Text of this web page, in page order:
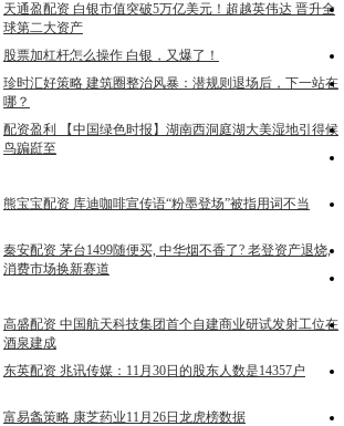
天通盈配资 白银市值突破5万亿美元！超越英伟达 晋升全
球第二大资产
股票加杠杆怎么操作 白银，又爆了！
珍时汇好策略 建筑圈整治风暴：潜规则退场后，下一站在
哪？
配资盈利 【中国绿色时报】湖南西洞庭湖大美湿地引得候
鸟蹁跹至
熊宝宝配资 库迪咖啡宣传语“粉墨登场”被指用词不当
秦安配资 茅台1499随便买, 中华烟不香了? 老登资产退烧,
消费市场换新赛道
高盛配资 中国航天科技集团首个自建商业研试发射工位在
酒泉建成
东英配资 兆讯传媒：11月30日的股东人数是14357户
富易螽策略 康芝药业11月26日龙虎榜数据